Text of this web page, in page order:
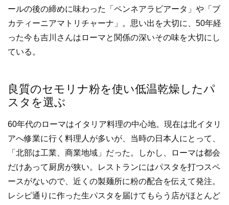
ールの後の締めに味わった「ペンネアラビアータ」や「ブ
カティーニアマトリチャーナ」。思い出を大切に、50年経
った今も吉川さんはローマと関係の深いその味を大切にし
ている。
良質のセモリナ粉を使い低温乾燥したパ
スタを選ぶ
60年代のローマはイタリア料理の中心地。現在は北イタリ
アへ修業に行く料理人が多いが、当時の日本人にとって、
「北部は工業、商業地域」だった。しかし、ローマは都会
だけあって厨房が狭い。レストランにはパスタを打つスペ
ースがないので、近くの製麺所に粉の配合を伝えて発注。
レシピ通りに作った生パスタを届けてもらう店がほとんど